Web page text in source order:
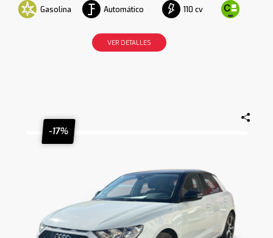
Gasolina Automático 110 cv
VER DETALLES
-17%